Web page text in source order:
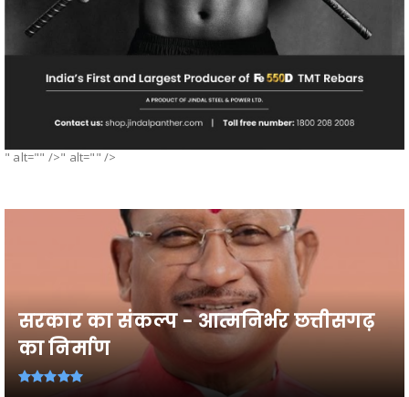
" alt="" />" alt="" />
सरकार का संकल्प - आत्मनिर्भर छत्तीसगढ़
का निर्माण